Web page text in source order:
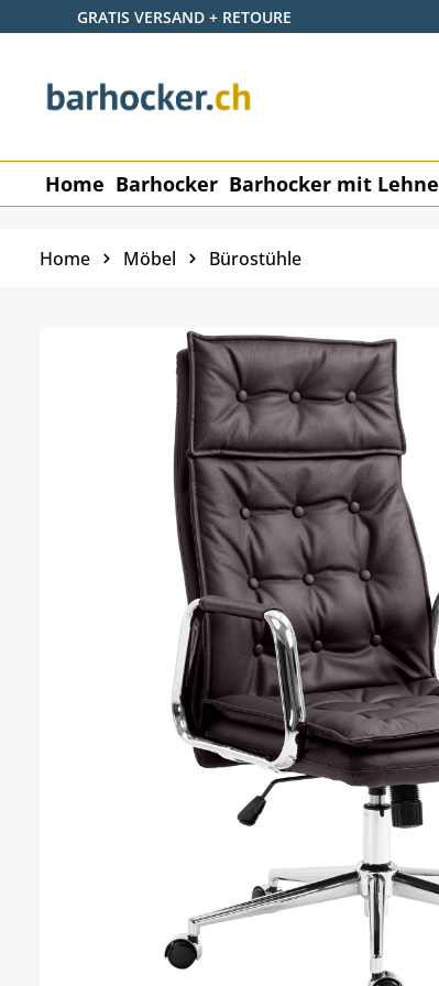
Hauptinhalt springen
Zur Suche springen
Zur Hauptnavigation springen
GRATIS VERSAND + RETOURE
Home Barhocker Barhocker mit Lehne
Home Möbel Bürostühle